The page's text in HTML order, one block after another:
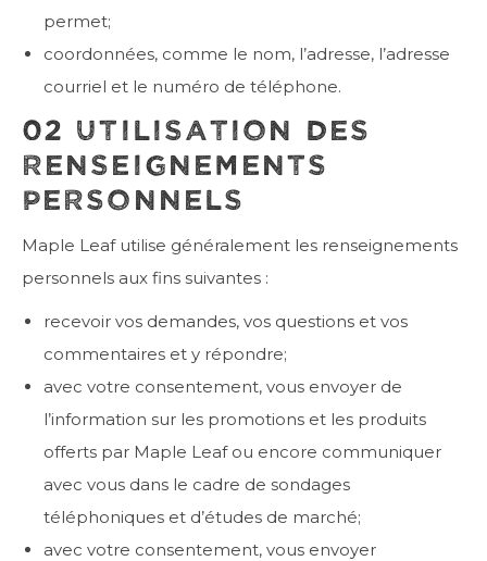
permet;
coordonnées, comme le nom, l’adresse, l’adresse
courriel et le numéro de téléphone.
02 UTILISATION DES
RENSEIGNEMENTS
PERSONNELS
Maple Leaf utilise généralement les renseignements
personnels aux fins suivantes :
recevoir vos demandes, vos questions et vos
commentaires et y répondre;
avec votre consentement, vous envoyer de
l’information sur les promotions et les produits
offerts par Maple Leaf ou encore communiquer
avec vous dans le cadre de sondages
téléphoniques et d’études de marché;
avec votre consentement, vous envoyer